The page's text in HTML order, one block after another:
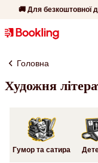
🚚 Для безкоштовної
Головна
Художня
Гумор та сатира